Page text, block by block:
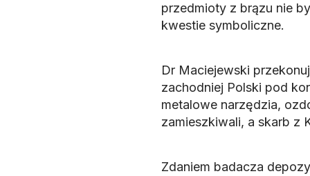
przedmioty z brązu nie
kwestie symboliczne.
Dr Maciejewski
zachodniej Polski pod
metalowe narzędzia,
zamieszkiwali, a skarb z
Zdaniem badacza